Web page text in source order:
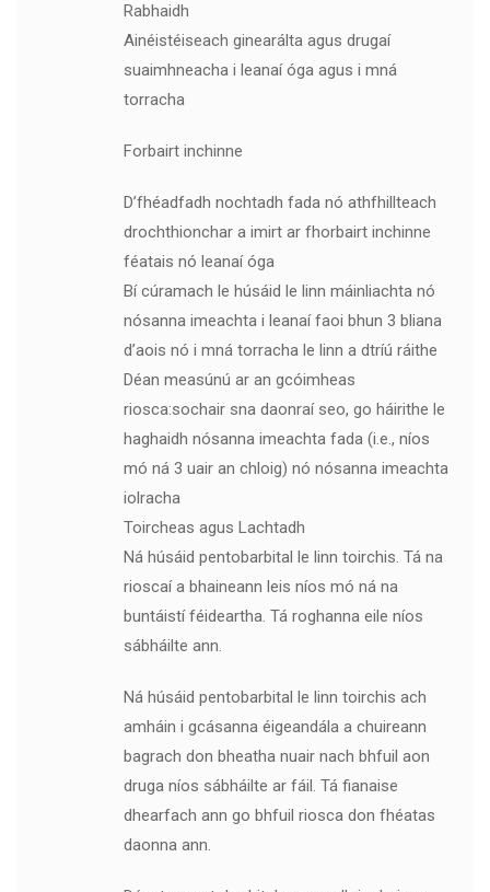
Rabhaidh
Ainéistéiseach ginearálta agus drugaí
suaimhneacha i leanaí óga agus i mná
torracha
Forbairt inchinne
D’fhéadfadh nochtadh fada nó athfhillteach
drochthionchar a imirt ar fhorbairt inchinne
féatais nó leanaí óga
Bí cúramach le húsáid le linn máinliachta nó
nósanna imeachta i leanaí faoi bhun 3 bliana
d’aois nó i mná torracha le linn a dtríú ráithe
Déan measúnú ar an gcóimheas
riosca:sochair sna daonraí seo, go háirithe le
haghaidh nósanna imeachta fada (i.e., níos
mó ná 3 uair an chloig) nó nósanna imeachta
iolracha
Toircheas agus Lachtadh
Ná húsáid pentobarbital le linn toirchis. Tá na
rioscaí a bhaineann leis níos mó ná na
buntáistí féideartha. Tá roghanna eile níos
sábháilte ann.
Ná húsáid pentobarbital le linn toirchis ach
amháin i gcásanna éigeandála a chuireann
bagrach don bheatha nuair nach bhfuil aon
druga níos sábháilte ar fáil. Tá fianaise
dhearfach ann go bhfuil riosca don fhéatas
daonna ann.